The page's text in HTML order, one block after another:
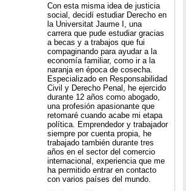
Con esta misma idea de justicia
social, decidí estudiar Derecho en
la Universitat Jaume I, una
carrera que pude estudiar gracias
a becas y a trabajos que fui
compaginando para ayudar a la
economía familiar, como ir a la
naranja en época de cosecha.
Especializado en Responsabilidad
Civil y Derecho Penal, he ejercido
durante 12 años como abogado,
una profesión apasionante que
retomaré cuando acabe mi etapa
política. Emprendedor y trabajador
siempre por cuenta propia, he
trabajado también durante tres
años en el sector del comercio
internacional, experiencia que me
ha permitido entrar en contacto
con varios países del mundo.